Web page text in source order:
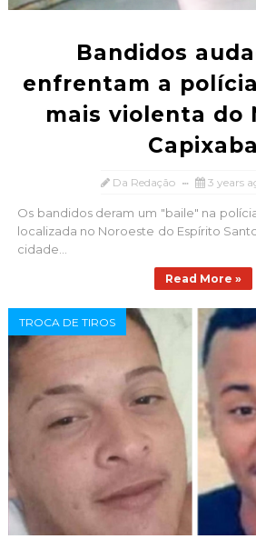
Bandidos
enfrentam a
mais violenta do
Capixaba
Da Redação 3 years
Os bandidos deram um "baile" na
localizada no Noroeste do Espírito
cidade...
Read More »
TROCA DE TIROS